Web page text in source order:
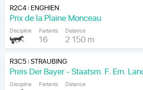
R2C4| ENGHIEN
Prix de la Plaine Monceau
Discipline Partants
16
Distance
2 150 m
R3C5|STRAUBING
Discipline Partants Distance